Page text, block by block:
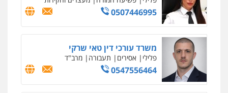
0507446995
משרד עורכי דין טאי שרקי
פלילי אסירים תעבורה מרב"ד
0547556464